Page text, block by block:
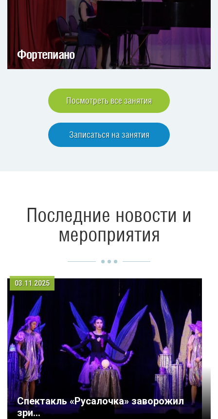
Фортепиано
Посмотреть все занятия
Записаться на занятия
Последние новости и
мероприятия
03.11.2025
Спектакль «Русалочка» заворожил
зри...